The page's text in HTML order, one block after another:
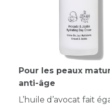
Pour les peaux
anti-âge
L’huile d’avocat fait